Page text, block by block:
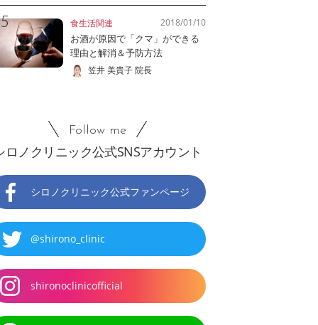
食生活関連 2018/01/10
お酒が原因で「クマ」ができる
理由と解消＆予防方法
笠井 美貴子 院長
Follow me
ロノクリニック公式SNSアカウント
シロノクリニック公式ファンページ
@shirono_clinic
shironoclinicofficial